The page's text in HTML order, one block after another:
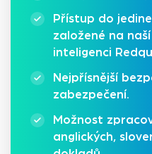
Přístup do
založené na
inteligenci
Nejpřísnější
zabezpečení.
Možnost
anglických,